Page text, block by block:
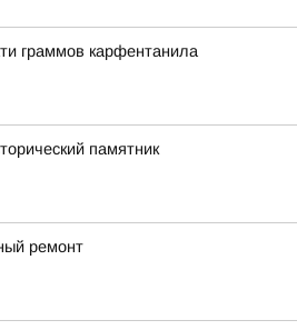
граммов карфентанила
памятник
ремонт